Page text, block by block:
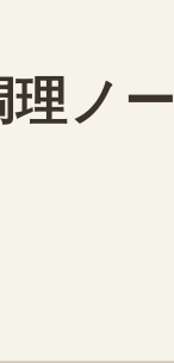
ノ